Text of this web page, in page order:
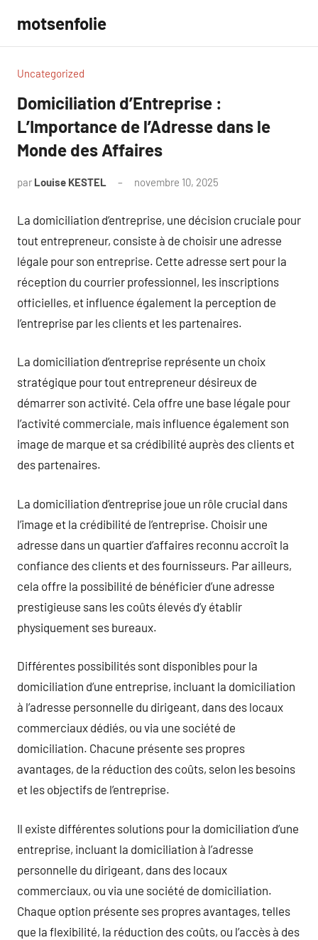
contenu
motsenfolie
Uncategorized
Domiciliation d’Entreprise :
L’Importance de l’Adresse dans le
Monde des Affaires
par Louise KESTEL novembre 10, 2025
La domiciliation d’entreprise, une décision cruciale pour
tout entrepreneur, consiste à de choisir une adresse
légale pour son entreprise. Cette adresse sert pour la
réception du courrier professionnel, les inscriptions
officielles, et influence également la perception de
l’entreprise par les clients et les partenaires.
La domiciliation d’entreprise représente un choix
stratégique pour tout entrepreneur désireux de
démarrer son activité. Cela offre une base légale pour
l’activité commerciale, mais influence également son
image de marque et sa crédibilité auprès des clients et
des partenaires.
La domiciliation d’entreprise joue un rôle crucial dans
l’image et la crédibilité de l’entreprise. Choisir une
adresse dans un quartier d’affaires reconnu accroît la
confiance des clients et des fournisseurs. Par ailleurs,
cela offre la possibilité de bénéficier d’une adresse
prestigieuse sans les coûts élevés d’y établir
physiquement ses bureaux.
Différentes possibilités sont disponibles pour la
domiciliation d’une entreprise, incluant la domiciliation
à l’adresse personnelle du dirigeant, dans des locaux
commerciaux dédiés, ou via une société de
domiciliation. Chacune présente ses propres
avantages, de la réduction des coûts, selon les besoins
et les objectifs de l’entreprise.
Il existe différentes solutions pour la domiciliation d’une
entreprise, incluant la domiciliation à l’adresse
personnelle du dirigeant, dans des locaux
commerciaux, ou via une société de domiciliation.
Chaque option présente ses propres avantages, telles
que la flexibilité, la réduction des coûts, ou l’accès à des